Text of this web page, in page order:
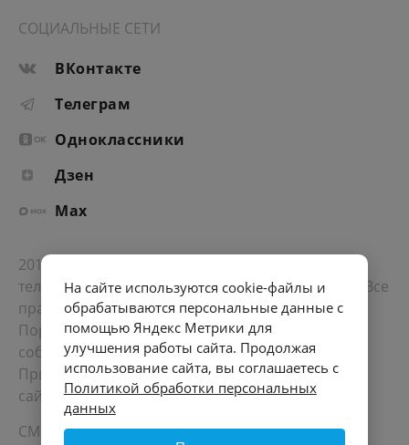
СОЦИАЛЬНЫЕ СЕТИ
ВКонтакте
Телеграм
Одноклассники
Дзен
Max
2012-2026 © Портал «Электронное интернет-
телевидение правительства Санкт-Петербурга». Все
права защищены.
Портал Санкт-Петербурга- о его людях, жизни,
событиях, последних новостях.
При перепечатке материалов, прямая ссылка на
сайт обязательна. Возрастное ограничение 12+.
СМИ
На сайте используются cookie-файлы и
обрабатываются персональные данные с
помощью Яндекс Метрики для
улучшения работы сайта. Продолжая
использование сайта, вы соглашаетесь с
Политикой обработки персональных
данных